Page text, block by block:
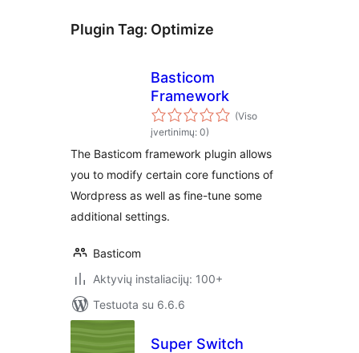
Plugin Tag: Optimize
Basticom
Framework
(Viso
įvertinimų: 0)
The Basticom framework plugin allows
you to modify certain core functions of
Wordpress as well as fine-tune some
additional settings.
Basticom
Aktyvių instaliacijų: 100+
Testuota su 6.6.6
Super Switch